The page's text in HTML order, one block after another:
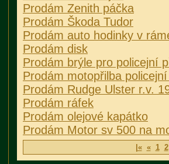
Prodám Zenith páčka
Prodám Škoda Tudor
Prodám auto hodinky v
Prodám disk
Prodám brýle pro policejní
Prodám motopřilba
Prodám Rudge Ulster r.v.
Prodám ráfek
Prodám olejové kapátko
Prodám Motor sv 500 na
|« « 1 2